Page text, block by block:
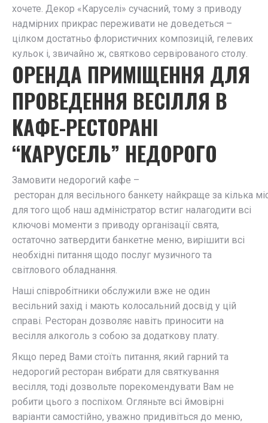
хочете. Декор «Каруселі» сучасний, тому з приводу
надмірних прикрас переживати не доведеться –
цілком достатньо флористичних композицій, гелевих
кульок і, звичайно ж, святково сервірованого столу.
ОРЕНДА ПРИМІЩЕННЯ ДЛЯ
ПРОВЕДЕННЯ ВЕСІЛЛЯ В
КАФЕ-РЕСТОРАНІ
“КАРУСЕЛЬ” НЕДОРОГО
Замовити недорогий кафе –
ресторан для весільного банкету найкраще за кілька
для того щоб наш адміністратор встиг налагодити всі
ключові моменти з приводу організації свята,
остаточно затвердити банкетне меню, вирішити всі
необхідні питання щодо послуг музичного та
світлового обладнання.
Наші співробітники обслужили вже не один
весільний захід і мають колосальний досвід у цій
справі. Ресторан дозволяє навіть приносити на
весілля алкоголь з собою за додаткову плату.
Якщо перед Вами стоїть питання, який гарний та
недорогий ресторан вибрати для святкування
весілля, тоді дозвольте порекомендувати Вам не
робити цього з поспіхом. Огляньте всі ймовірні
варіанти самостійно, уважно придивіться до меню,